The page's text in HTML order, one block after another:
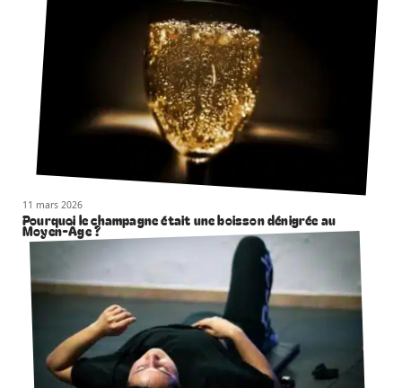
11 mars 2026
Pourquoi le champagne était une boisson dénigrée au
Moyen-Âge ?